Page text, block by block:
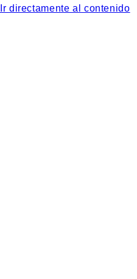
Ir directamente al contenido